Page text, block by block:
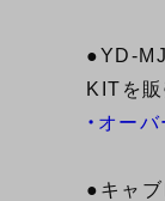
●YD-
KITを販
・オー
●キャブ